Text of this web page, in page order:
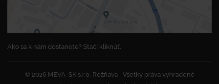
Ako sa k nám dostanete? Stačí kliknúť.
© 2026 MEVA-SK s.r.o. Rožňava
Všetky práva vyhradené